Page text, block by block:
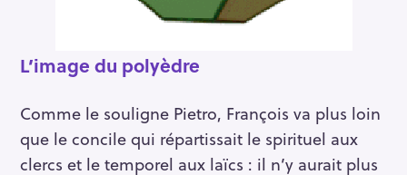
L’image du polyèdre
Comme le souligne Pietro, François va plus loin
que le concile qui répartissait le spirituel aux
clercs et le temporel aux laïcs : il n’y aurait plus